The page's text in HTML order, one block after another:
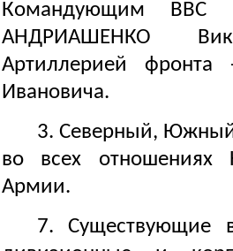
Командующим ВВС
АНДРИАШЕНКО
Артиллерией
Ивановича.
3. Северный,
во всех отношениях
Армии.
7. Существующие